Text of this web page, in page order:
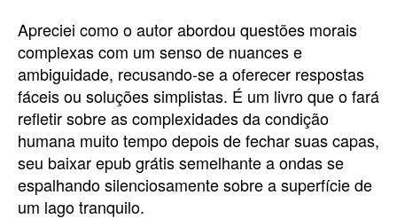
Apreciei como o autor abordou questões morais
complexas com um senso de nuances e
ambiguidade, recusando-se a oferecer respostas
fáceis ou soluções simplistas. É um livro que o fará
refletir sobre as complexidades da condição
humana muito tempo depois de fechar suas capas,
seu baixar epub grátis semelhante a ondas se
espalhando silenciosamente sobre a superfície de
um lago tranquilo.